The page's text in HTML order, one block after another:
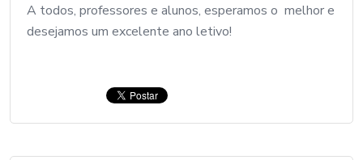
A todos, professores e alunos, esperamos o melhor e
desejamos um excelente ano letivo!